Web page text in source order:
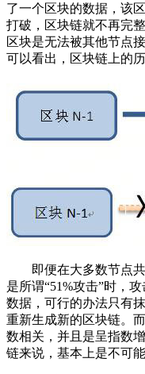
了一个区块的数据，该
打破，区块链就不再完
区块是无法被其他节点
可以看出，区块链上的
即便在大多数节点共
是所谓“51%攻击”时，
数据，可行的办法只有
重新生成新的区块链。
数相关，并且是呈指数
链来说，基本上是不可能